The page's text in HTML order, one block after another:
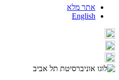
אתר מלא
English